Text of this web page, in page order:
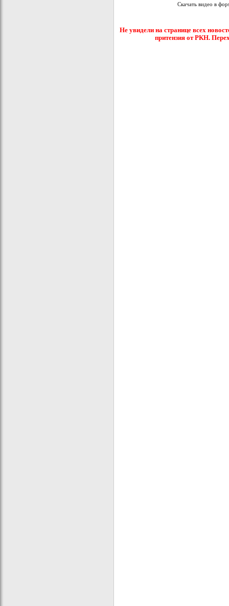
Скачать видео в
Не увидели на странице всех
притензия от РКН.